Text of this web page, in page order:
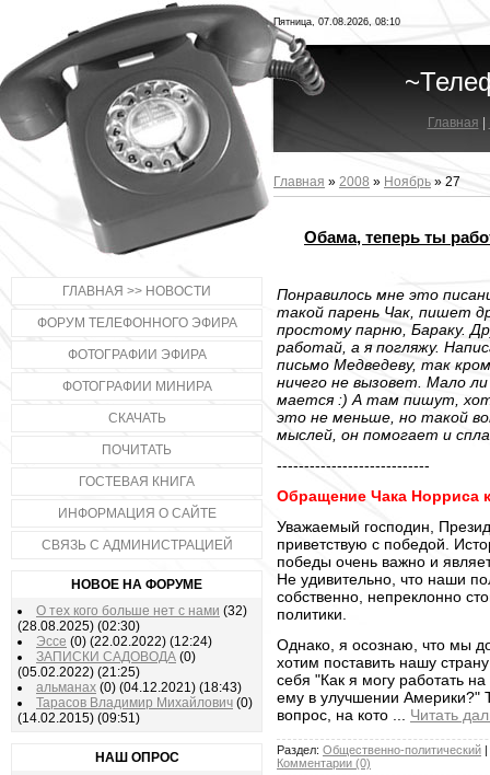
ГЛАВНАЯ >> НОВОСТИ
ФОРУМ ТЕЛЕФОННОГО ЭФИРА
ФОТОГРАФИИ ЭФИРА
ФОТОГРАФИИ МИНИРА
СКАЧАТЬ
ПОЧИТАТЬ
ГОСТЕВАЯ КНИГА
ИНФОРМАЦИЯ О САЙТЕ
СВЯЗЬ С АДМИНИСТРАЦИЕЙ
НОВОЕ НА ФОРУМЕ
О тех кого больше нет с нами (32)
(28.08.2025) (02:30)
Эссе (0) (22.02.2022) (12:24)
ЗАПИСКИ САДОВОДА (0)
(05.02.2022) (21:25)
альманах (0) (04.12.2021) (18:43)
Тарасов Владимир Михайлович (0)
(14.02.2015) (09:51)
НАШ ОПРОС
Пятница, 07.08.2026, 08:10
Главная
Главная » 2008 » Ноябрь » 27
Обама, теперь ты
Понравилось мне это
такой парень Чак, пишет
простому парню, Бараку.
работай, а я погляжу.
письмо Медведеву, так
ничего не вызовет. Мало
мается :) А там пишут,
это не меньше, но такой
мыслей, он помогает и
----------------------------
Обращение Чака Норриса
Уважаемый господин,
приветствую с победой.
победы очень важно и
Не удивительно, что наши
собственно, непреклонно
политики.
Однако, я осознаю, что мы
хотим поставить нашу
себя "Как я могу работать
ему в улучшении Америки?"
вопрос, на кото
Читать
Раздел: Общественно-политический
Комментарии (0)